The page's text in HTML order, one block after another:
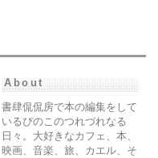
About
書肆侃侃房で本の編集をして
いるぴのこのつれづれなる
日々。大好きなカフェ、本、
映画、音楽、旅、カエル、そ